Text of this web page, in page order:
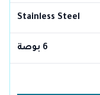
Stainless Steel
6 بوصة